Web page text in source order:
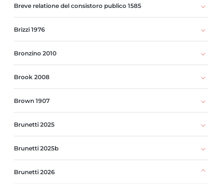
Breve relatione del consistoro publico 1585
Brizzi 1976
Bronzino 2010
Brook 2008
Brown 1907
Brunetti 2025
Brunetti 2025b
Brunetti 2026